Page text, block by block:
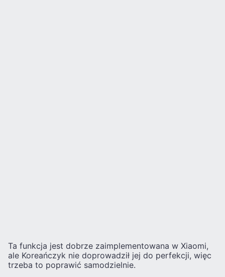
Ta funkcja jest dobrze zaimplementowana w Xiaomi,
ale Koreańczyk nie doprowadził jej do perfekcji, więc
trzeba to poprawić samodzielnie.